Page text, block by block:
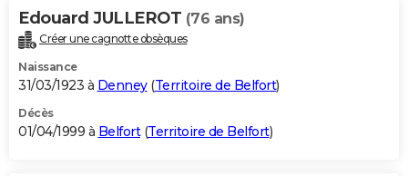
Edouard JULLEROT (76 ans)
Créer une cagnotte obsèques
Naissance
31/03/1923 à Denney(Territoire de Belfort)
Décès
01/04/1999 à Belfort(Territoire de Belfort)